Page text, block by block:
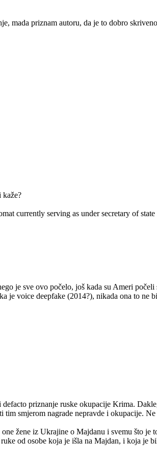
mada priznam autoru, da je to dobro skriveno
kaže?
currently serving as under secretary of
je sve ovo počelo, još kada su Ameri
je voice deepfake (2014?), nikada ona to
priznanje ruske okupacije Krima.
smjerom nagrade nepravde i okupacije.
žene iz Ukrajine o Majdanu i svemu što
od osobe koja je išla na Majdan, i koja je